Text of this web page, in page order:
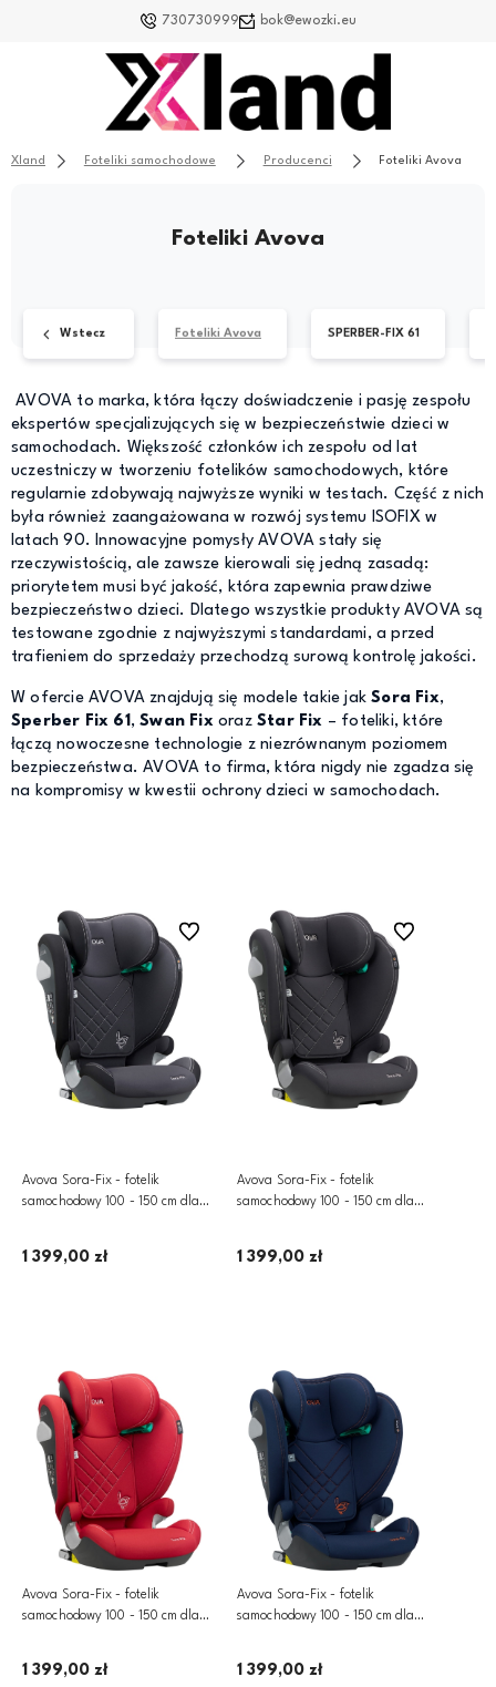
730730999 bok@ewozki.eu
Xland Foteliki samochodowe Producenci Foteliki Avova
Foteliki Avova
Wstecz Foteliki Avova SPERBER-FIX 61
AVOVA to marka, która łączy doświadczenie i pasję zespołu
ekspertów specjalizujących się w bezpieczeństwie dzieci w
samochodach. Większość członków ich zespołu od lat
uczestniczy w tworzeniu fotelików samochodowych, które
regularnie zdobywają najwyższe wyniki w testach. Część z nich
była również zaangażowana w rozwój systemu ISOFIX w
latach 90. Innowacyjne pomysły AVOVA stały się
rzeczywistością, ale zawsze kierowali się jedną zasadą:
priorytetem musi być jakość, która zapewnia prawdziwe
bezpieczeństwo dzieci. Dlatego wszystkie produkty AVOVA są
testowane zgodnie z najwyższymi standardami, a przed
trafieniem do sprzedaży przechodzą surową kontrolę jakości.
W ofercie AVOVA znajdują się modele takie jakSora Fix,
Sperber Fix 61 ,Swan FixorazStar Fix – foteliki, które
łączą nowoczesne technologie z niezrównanym poziomem
bezpieczeństwa. AVOVA to firma, która nigdy nie zgadza się
na kompromisy w kwestii ochrony dzieci w samochodach.
Avova Sora-Fix - fotelik
samochodowy 100 - 150 cm dla
1 399,00 zł
Do ulubionych
Avova Sora-Fix - fotelik
samochodowy 100 - 150 cm dla
1 399,00 zł
Do ulubionych
Avova Sora-Fix - fotelik
samochodowy 100 - 150 cm dla
1 399,00 zł
Avova Sora-Fix - fotelik
samochodowy 100 - 150 cm dla
1 399,00 zł